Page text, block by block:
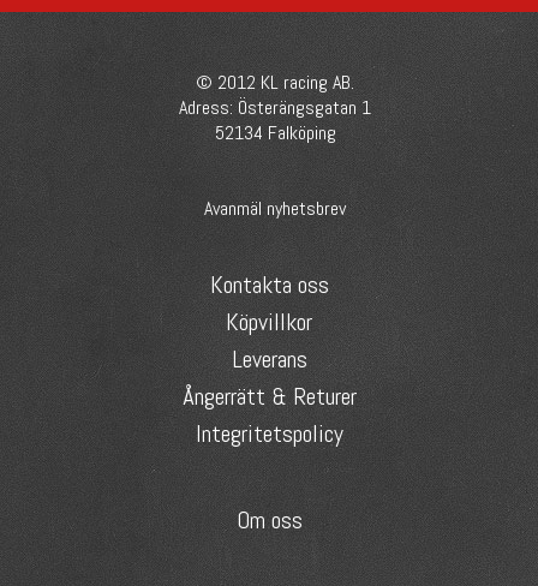
© 2012 KL racing AB.
Adress: Österängsgatan 1
52134 Falköping
Avanmäl nyhetsbrev
Kontakta oss
Köpvillkor
Leverans
Ångerrätt & Returer
Integritetspolicy
Om oss